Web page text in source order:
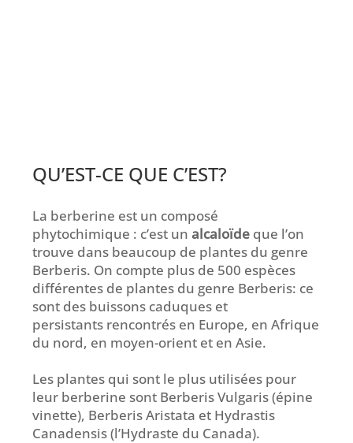
QU’EST-CE QUE C’EST?
La berberine est un composé
phytochimique : c’est unalcaloïde que l’on
trouve dans beaucoup de plantes du genre
Berberis. On compte plus de 500 espèces
différentes de plantes du genre Berberis: ce
sont des buissons caduques et
persistants rencontrés en Europe, en Afrique
du nord, en moyen-orient et en Asie.
Les plantes qui sont le plus utilisées pour
leur berberine sont Berberis Vulgaris (épine
vinette), Berberis Aristata et Hydrastis
Canadensis (l’Hydraste du Canada).